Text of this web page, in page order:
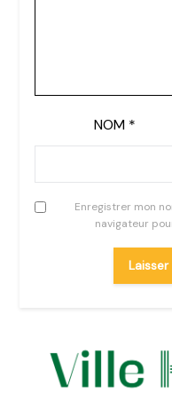
NOM *
Enregistrer mon
navigateur